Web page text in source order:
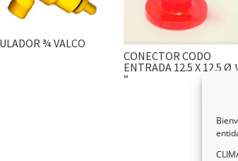
¾ VALCO
CONECTOR CODO
ENTRADA 12.5 X 12.5 Ø
“